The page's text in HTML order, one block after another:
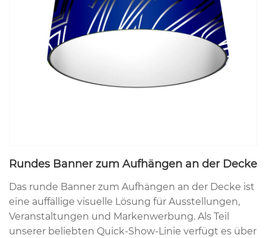
Rundes Banner zum Aufhängen an der Decke
Das runde Banner zum Aufhängen an der Decke ist
eine auffällige visuelle Lösung für Ausstellungen,
Veranstaltungen und Markenwerbung. Als Teil
unserer beliebten Quick-Show-Linie verfügt es über